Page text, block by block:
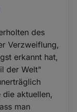
des
Verzweiflung,
erkannt hat,
der Welt"
die aktuellen,
man